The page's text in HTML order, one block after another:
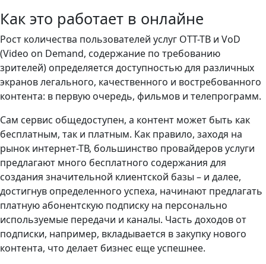
Как это работает в онлайне
Рост количества пользователей услуг ОТТ-ТВ и VoD
(Video on Demand, содержание по требованию
зрителей) определяется доступностью для различных
экранов легального, качественного и востребованного
контента: в первую очередь, фильмов и телепрограмм.
Сам сервис общедоступен, а контент может быть как
бесплатным, так и платным. Как правило, заходя на
рынок интернет-ТВ, большинство провайдеров услуги
предлагают много бесплатного содержания для
создания значительной клиентской базы – и далее,
достигнув определенного успеха, начинают предлагать
платную абонентскую подписку на персонально
используемые передачи и каналы. Часть доходов от
подписки, например, вкладывается в закупку нового
контента, что делает бизнес еще успешнее.